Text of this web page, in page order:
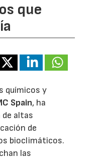
que
químicos y
Spain, ha
de altas
de
bioclimáticos.
las